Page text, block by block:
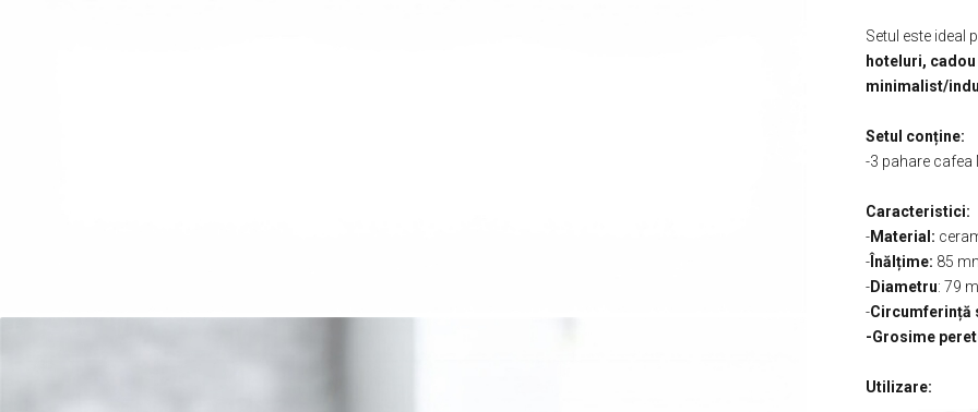
Setul este ideal
hoteluri,
minimalist/
Setul conține:
-3 pahare cafea
Caracteristici:
-Material:
-Înălțime: 85
-Diametru: 79
-Circumferință
-Grosime
Utilizare: